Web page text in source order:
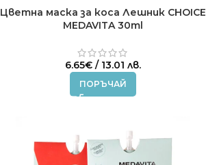
Цветна маска за коса Лешник CHOICE
MEDAVITA 30ml
6.65€/ 13.01 лв.
ПОРЪЧАЙ